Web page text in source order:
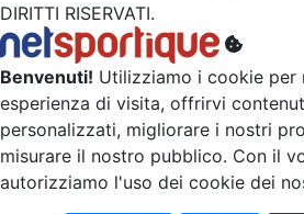
DIRITTI RISERVATI.
Benvenuti! Utilizziamo i cookie per
esperienza di visita, offrirvi
personalizzati, migliorare i nostri
misurare il nostro pubblico. Con il
autorizziamo l'uso dei cookie dei